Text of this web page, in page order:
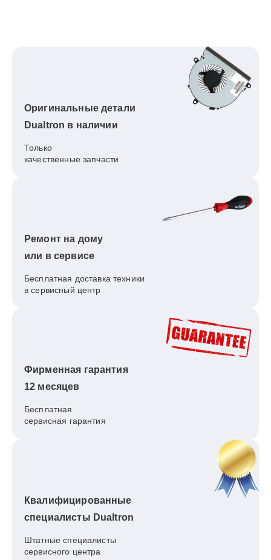
Оригинальные детали
Dualtron в наличии
Только
качественные запчасти
Ремонт на дому
или в сервисе
Бесплатная доставка техники
в сервисный центр
Фирменная гарантия
12 месяцев
Бесплатная
сервисная гарантия
Квалифицированные
специалисты Dualtron
Штатные специалисты
сервисного центра